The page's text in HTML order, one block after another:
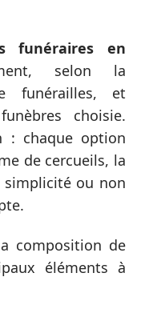
funéraires en
selon la
funérailles, et
choisie.
: chaque option
de cercueils, la
simplicité ou non
composition de
éléments à